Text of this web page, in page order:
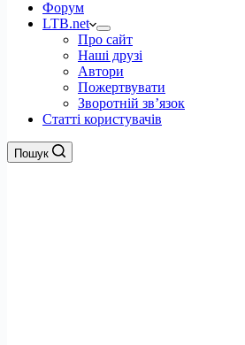
Форум
LTB.net
Про сайт
Наші друзі
Автори
Пожертвувати
Зворотній зв’язок
Статті користувачів
Пошук